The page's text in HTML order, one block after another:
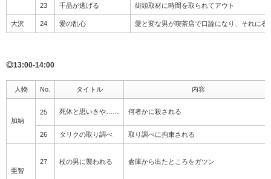
23 千晶が逃げる 街頭取材に時間を取られてアウト
大沢 24 愛の乱心 愛と変な男が喫茶店で口論になり、それに巻
◎13:00-14:00
人物 No. タイトル 内容
加納
25 死体と思いきや…… 何者かに殺される
26 タリクの取り調べ 取り調べに拘束される
亜智
27 杖の男に襲われる 倉庫から出たところをガツン